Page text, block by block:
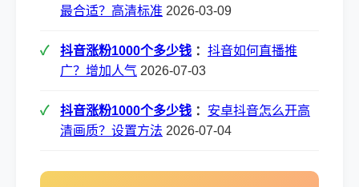
最合适？高清标准 2026-03-09
抖音涨粉1000个多少钱 ： 抖音如何直播推
广？增加人气 2026-07-03
抖音涨粉1000个多少钱 ： 安卓抖音怎么开高
清画质？设置方法 2026-07-04